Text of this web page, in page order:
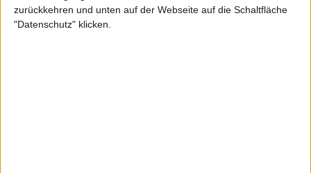
zurückkehren und unten auf der Webseite auf die Schaltfläche
"Datenschutz" klicken.